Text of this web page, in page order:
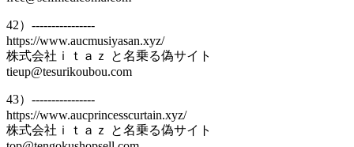
42）----------------
https://www.aucmusiyasan.xyz/
株式会社ｉｔａｚ と名乗る偽サイト
tieup@tesurikoubou.com
43）----------------
https://www.aucprincesscurtain.xyz/
株式会社ｉｔａｚ と名乗る偽サイト